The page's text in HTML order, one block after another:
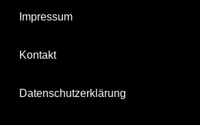
Impressum
Kontakt
Datenschutzerklärung